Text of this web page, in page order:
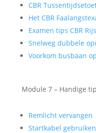
CBR
Het CBR
Examen tips CBR
Snelweg dubbele
Voorkom busbaan
Module 7 – Handige
Remlicht vervangen
Startkabel gebruiken